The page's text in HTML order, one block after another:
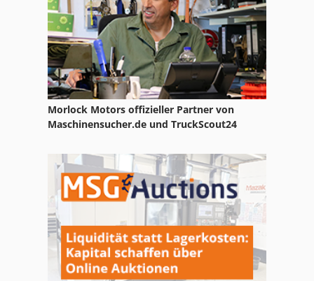
Morlock Motors offizieller Partner von
Maschinensucher.de und TruckScout24